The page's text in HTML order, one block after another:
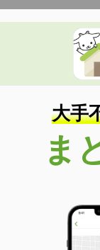
大手
ま